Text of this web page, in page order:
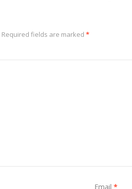
Required fields are marked *
Email *